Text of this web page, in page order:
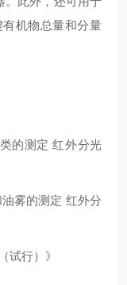
有机物总量和分量
的测定 红外分光
油雾的测定 红外分
（试行） 》